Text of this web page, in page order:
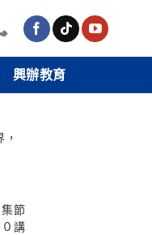
興辦教育
節
講